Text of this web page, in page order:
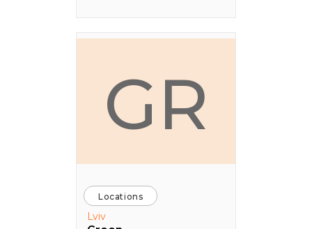
GR
Locations
Lviv